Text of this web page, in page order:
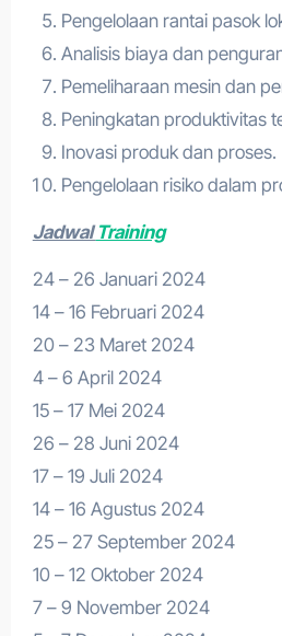
Pengelolaan rantai pasok
Analisis biaya dan
Pemeliharaan mesin dan
Peningkatan produktivitas
Inovasi produk dan proses.
Pengelolaan risiko dalam
JadwalTraining
24 – 26 Januari 2024
14 – 16 Februari 2024
20 – 23 Maret 2024
4 – 6 April 2024
15 – 17 Mei 2024
26 – 28 Juni 2024
17 – 19 Juli 2024
14 – 16 Agustus 2024
25 – 27 September 2024
10 – 12 Oktober 2024
7 – 9 November 2024